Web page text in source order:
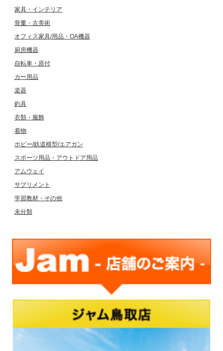
家具・インテリア
骨董・古美術
オフィス家具/用品・OA機器
厨房機器
自転車・原付
カー用品
楽器
釣具
衣類・服飾
着物
ホビー/鉄道模型/エアガン
スポーツ用品・アウトドア用品
アムウェイ
サプリメント
学習教材・その他
未分類